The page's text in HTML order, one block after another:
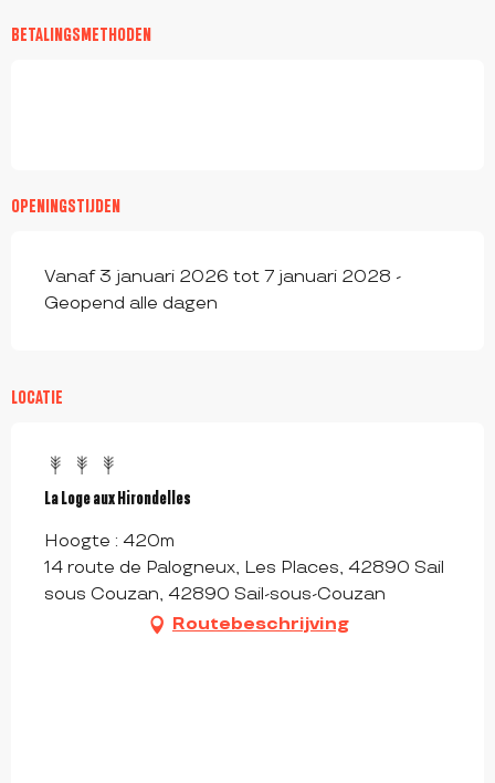
BETALINGSMETHODEN
OPENINGSTIJDEN
Vanaf 3 januari 2026 tot 7 januari 2028 -
Geopend alle dagen
LOCATIE
La Loge aux Hirondelles
Hoogte : 420m
14 route de Palogneux, Les Places, 42890 Sail
sous Couzan, 42890 Sail-sous-Couzan
Routebeschrijving